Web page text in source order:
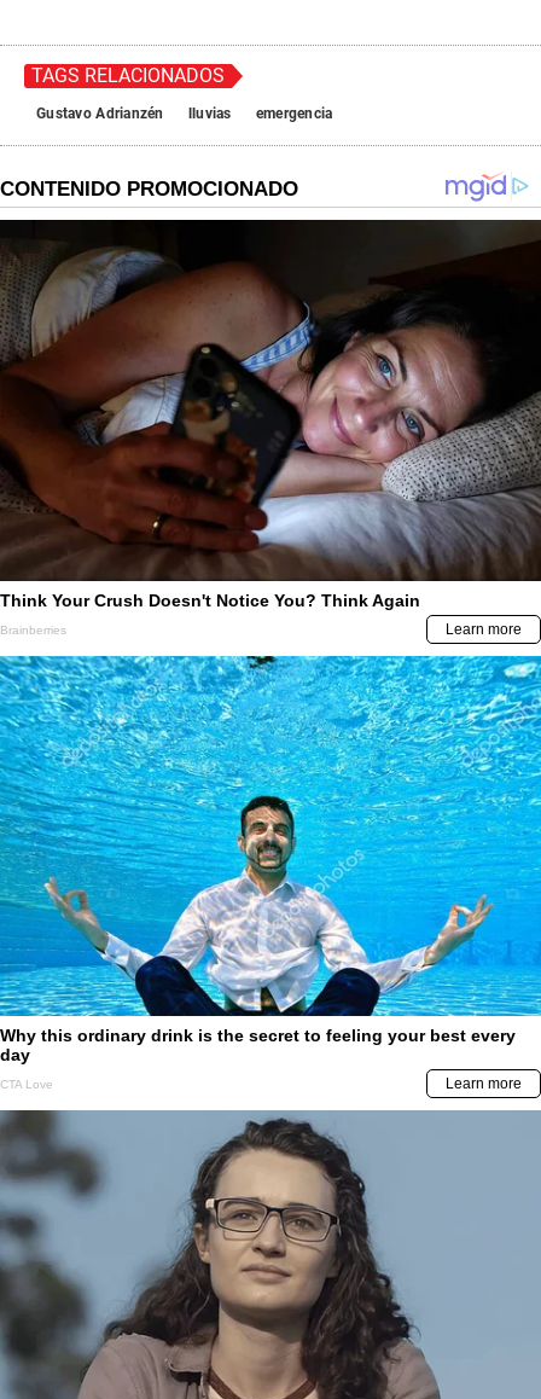
TAGS RELACIONADOS
Gustavo Adrianzén lluvias emergencia